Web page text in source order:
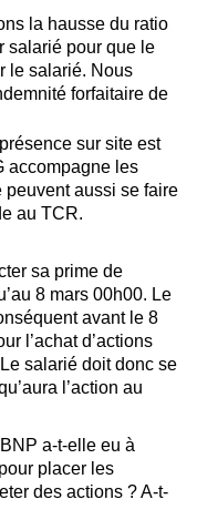
la hausse du ratio
salarié pour que le
le salarié. Nous
forfaitaire de
sur site est
accompagne les
peuvent aussi se faire
au TCR.
sa prime de
8 mars 00h00. Le
avant le 8
l’achat d’actions
salarié doit donc se
l’action au
a-t-elle eu à
placer les
des actions ? A-t-